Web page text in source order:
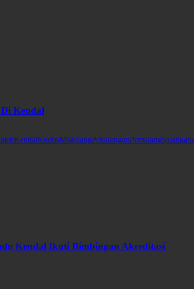
Kendal
KendalKudusMagelangPekalonganPemalangSalatiga
Kendal Ikuti Bimbingan Akreditasi